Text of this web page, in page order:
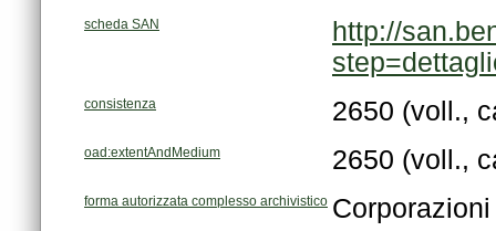
scheda SAN
consistenza 2650 (voll.,
oad:extentAndMedium 2650 (voll.,
forma autorizzata complesso archivistico